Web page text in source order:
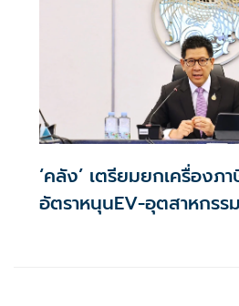
‘คลัง’ เตรียมยกเครื่อง
อัตราหนุนEV-อุตสาหกรร